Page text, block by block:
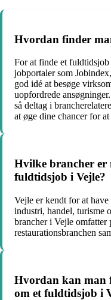
Hvordan finder
For at finde et fuldtidsjob
jobportaler som
god idé at besøge
uopfordrede
så deltag i
at øge dine chancer for
Hvilke brancher er
fuldtidsjob i Vejle?
Vejle er kendt for at
industri, handel, turisme
brancher i Vejle
restaurationsbranchen
Hvordan kan man
om et fuldtidsjob i